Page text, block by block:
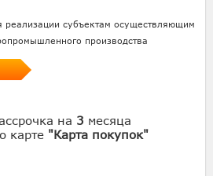
субъектам осуществляющим
производства
на 3 месяца
карте "Карта покупок"